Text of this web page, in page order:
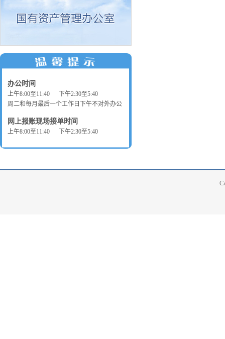
办公时间
上午8:00至11:40 下午2:30至5:40
周二和每月最后一个工作日下午不对外办公
网上报账现场接单时间
上午8:00至11:40 下午2:30至5:40